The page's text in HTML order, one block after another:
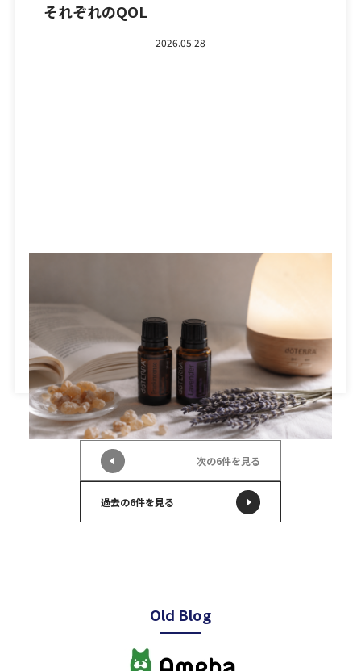
それぞれのQOL
2026.05.28
日頃より弊社ブログにお越しいただきありがとうござい
ます。 さて本日は、生徒様それぞれのQOLについて書
きたいと思います。 […]
次の6件を見る
過去の6件を見る
Old Blog